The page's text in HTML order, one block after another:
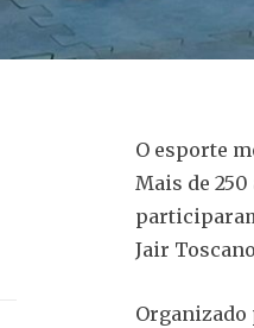
O esporte
Mais de 250
Jair
Organizado